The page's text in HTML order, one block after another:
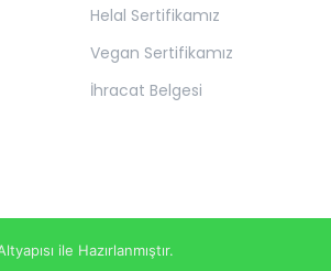
Helal Sertifikamız
Vegan Sertifikamız
İhracat Belgesi
ile Hazırlanmıştır.